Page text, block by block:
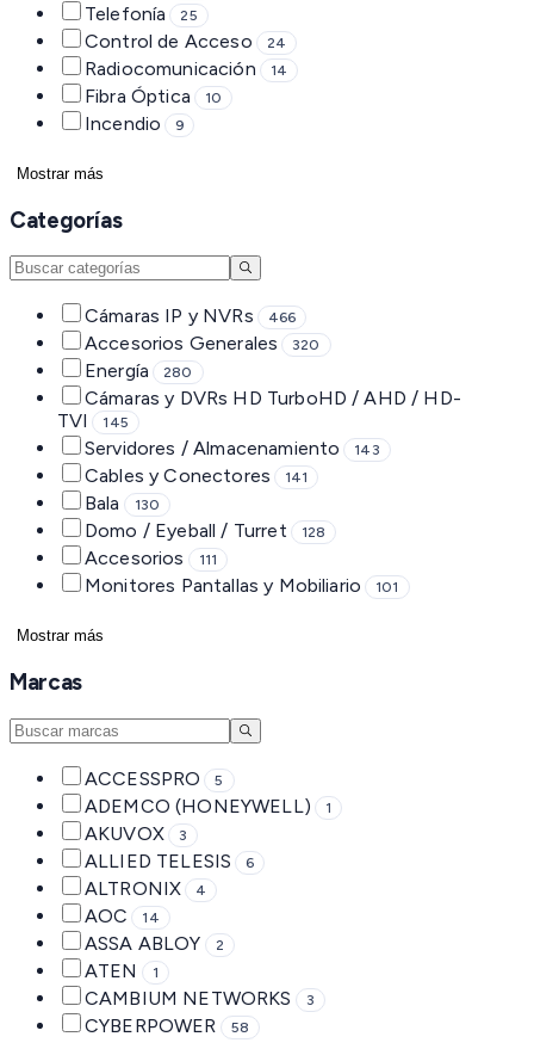
Telefonía 25
Control de Acceso 24
Radiocomunicación 14
Fibra Óptica 10
Incendio 9
Mostrar más
Categorías
Cámaras IP y NVRs 466
Accesorios Generales 320
Energía 280
Cámaras y DVRs HD TurboHD / AHD / HD-
TVI
145
Servidores / Almacenamiento 143
Cables y Conectores 141
Bala 130
Domo / Eyeball / Turret 128
Accesorios 111
Monitores Pantallas y Mobiliario 101
Mostrar más
Marcas
ACCESSPRO 5
ADEMCO (HONEYWELL) 1
AKUVOX 3
ALLIED TELESIS 6
ALTRONIX 4
AOC 14
ASSA ABLOY 2
ATEN 1
CAMBIUM NETWORKS 3
CYBERPOWER 58